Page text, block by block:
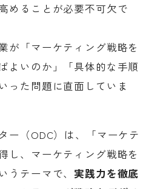
めることが必要不可欠で
が「マーケティング戦略を
よいのか」「具体的な手順
った問題に直面していま
ー（ODC）は、「マーケテ
し、マーケティング戦略を
うテーマで、 実践力を徹底